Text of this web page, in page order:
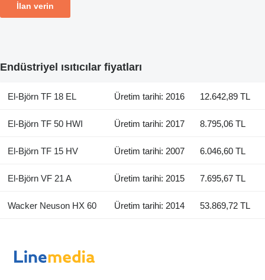
İlan verin
Endüstriyel ısıtıcılar fiyatları
El-Björn TF 18 EL Üretim tarihi: 2016 12.642,89 TL
El-Björn TF 50 HWI Üretim tarihi: 2017 8.795,06 TL
El-Björn TF 15 HV Üretim tarihi: 2007 6.046,60 TL
El-Björn VF 21 A Üretim tarihi: 2015 7.695,67 TL
Wacker Neuson HX 60 Üretim tarihi: 2014 53.869,72 TL